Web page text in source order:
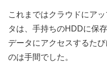
これまではクラウドにア
タは、手持ちのHDDに保
データにアクセスするた
のは手間でした。